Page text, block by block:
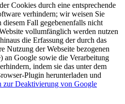
Cookies durch eine entsprechende
verhindern; wir weisen Sie
Fall gegebenenfalls nicht
vollumfänglich werden nutzen
die Erfassung der durch das
Nutzung der Webseite bezogenen
an Google sowie die Verarbeitung
indem sie das unter dem
Plugin herunterladen und
zur Deaktivierung von Google